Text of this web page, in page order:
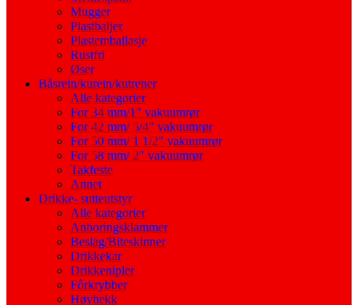
Mugger
Plastbaljer
Plastemballasje
Rustfri
Øser
Båsrein/kurein/kutrener
Alle kategorier
For 34 mm/1″ vakuumrør
For 42 mm/ 5/4″ vakuumrør
For 50 mm/ 1 1/2″ vakuumrør
For 58 mm/ 2″ vakuumrør
Takfeste
Annet
Drikke- sutteutstyr
Alle kategorier
Anboringsklammer
Beslag/Biteskinner
Drikkekar
Drikkenipler
Fôrkrybber
Høyhekk